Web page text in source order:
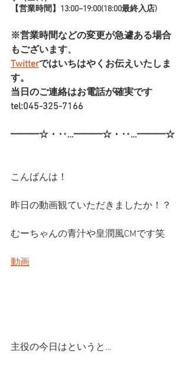
【営業時間】13:00~19:00(18:00最終入店)
※営業時間などの変更が急遽ある場合
もございます、
Twitterではいちはやくお伝えいたしま
す。
当日のご連絡はお電話が確実です
tel:045-325-7166
━━━☆・‥…━━━☆・‥…━━━☆
こんばんは！
昨日の動画観ていただきましたか！？
むーちゃんの青汁や皇潤風CMです笑
動画
主役の今日はというと…